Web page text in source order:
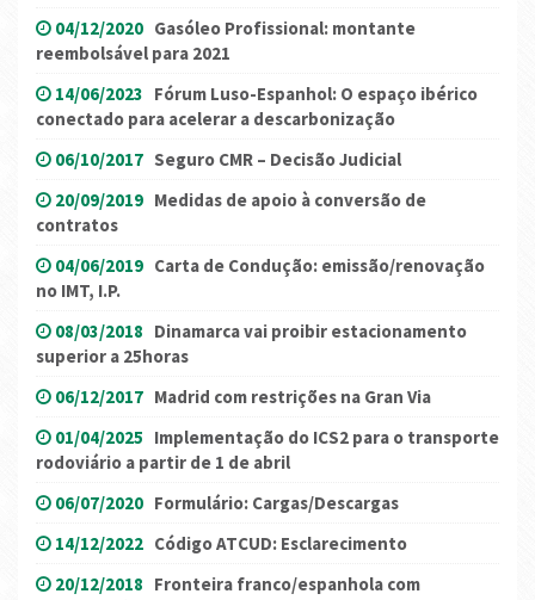
04/12/2020 Gasóleo Profissional: montante
reembolsável para 2021
14/06/2023 Fórum Luso-Espanhol: O espaço ibérico
conectado para acelerar a descarbonização
06/10/2017 Seguro CMR – Decisão Judicial
20/09/2019 Medidas de apoio à conversão de
contratos
04/06/2019 Carta de Condução: emissão/renovação
no IMT, I.P.
08/03/2018 Dinamarca vai proibir estacionamento
superior a 25horas
06/12/2017 Madrid com restrições na Gran Via
01/04/2025 Implementação do ICS2 para o transporte
rodoviário a partir de 1 de abril
06/07/2020 Formulário: Cargas/Descargas
14/12/2022 Código ATCUD: Esclarecimento
20/12/2018 Fronteira franco/espanhola com